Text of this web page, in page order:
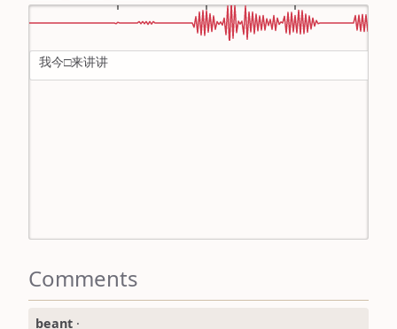
default
我今□来讲讲
Comments
beant ·